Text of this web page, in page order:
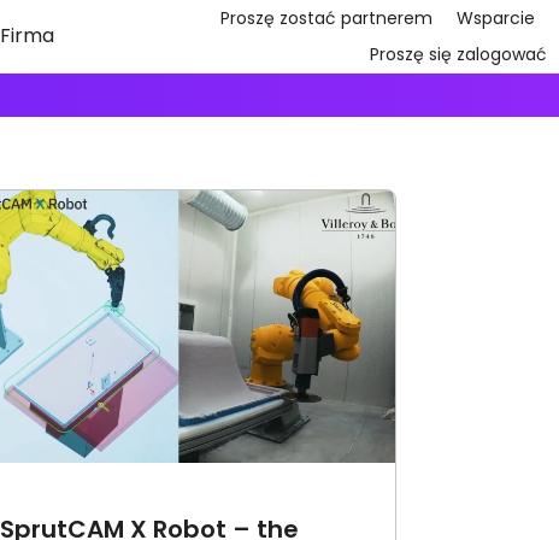
Firma
Proszę zostać partnerem
Wsparcie
Proszę się zalogować
SprutCAM X Robot – the